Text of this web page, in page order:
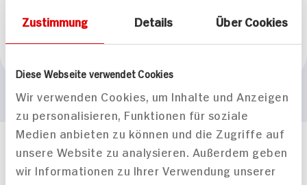
Zustimmung Details Über Cookies
Diese Webseite verwendet Cookies
Wir verwenden Cookies, um Inhalte und Anzeigen
zu personalisieren, Funktionen für soziale
Medien anbieten zu können und die Zugriffe auf
unsere Website zu analysieren. Außerdem geben
wir Informationen zu Ihrer Verwendung unserer
Marke
Häufig gestellte Fragen
Mehr Informationen in unserem FAQ